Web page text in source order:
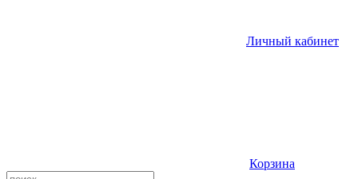
Личный кабинет
Корзина